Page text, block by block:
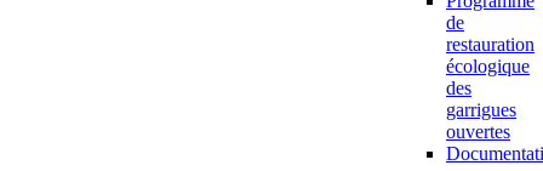
de
restauration
écologique
des
garrigues
ouvertes